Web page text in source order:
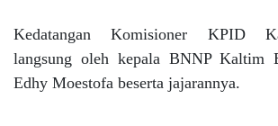
Kedatangan Komisioner KPID
langsung oleh kepala BNNP Kaltim
Edhy Moestofa beserta jajarannya.